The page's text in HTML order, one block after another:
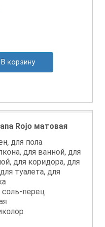
В корзину
Rojo матовая
для пола
для ванной, для
для коридора, для
туалета, для
перец